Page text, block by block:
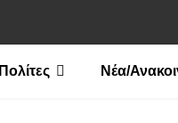
Πολίτες Νέα/